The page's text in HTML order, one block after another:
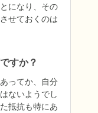
になり、その
せておくのは
すか？
ってか、自分
ないようでし
抵抗も特にあ